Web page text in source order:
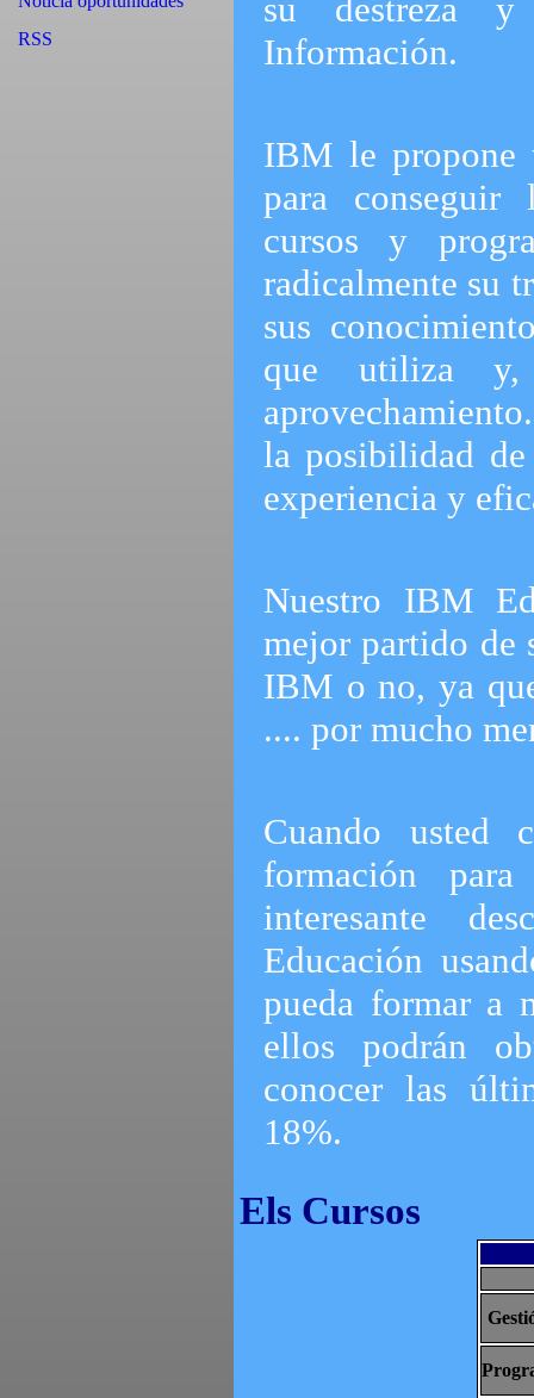
RSS
su destreza
Información.
IBM le propone
para
cursos y
radicalmente su
sus
que utiliza y,
la posibilidad de
experiencia y
Nuestro IBM
mejor partido de
IBM o no, ya
.... por mucho
Cuando usted
formación
interesante
Educación
pueda formar a
ellos podrán
conocer las
18%.
Els Cursos